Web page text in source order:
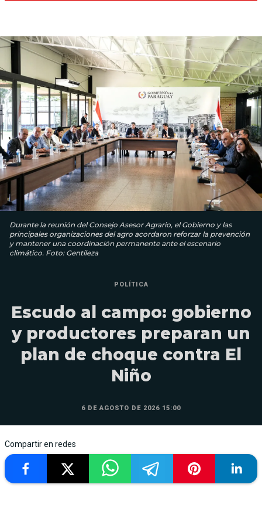
Durante la reunión del Consejo Asesor Agrario, el Gobierno y las
principales organizaciones del agro acordaron reforzar la prevención
y mantener una coordinación permanente ante el escenario
climático. Foto: Gentileza
POLÍTICA
Escudo al campo: gobierno
y productores preparan un
plan de choque contra El
Niño
6 DE AGOSTO DE 2026 15:00
Compartir en redes